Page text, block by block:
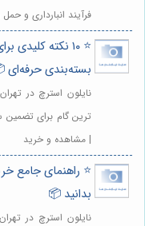
فرآیند انبارداری و
⭐️ ۱۰ نکته
بسته‌بندی حرفه‌ای
نایلون استرچ در
ترین گام برای تضمین
| مشاهده و خرید
⭐️ راهنمای جامع
بدانید 📦
نایلون استرچ در